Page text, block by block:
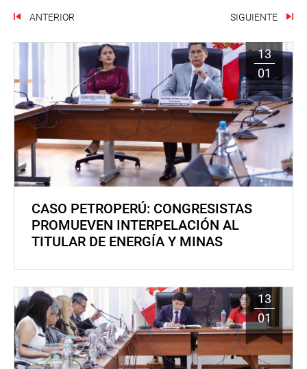
ANTERIOR SIGUIENTE
13
01
CASO PETROPERÚ: CONGRESISTAS
PROMUEVEN INTERPELACIÓN AL
TITULAR DE ENERGÍA Y MINAS
13
01